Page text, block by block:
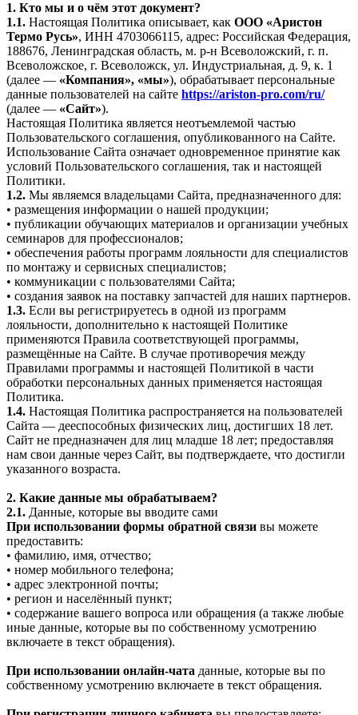
1. Кто мы и о чём этот документ?
1.1. Настоящая Политика описывает, как ООО «Аристон
Термо Русь», ИНН 4703066115, адрес: Российская Федерация,
188676, Ленинградская область, м. р-н Всеволожский, г. п.
Всеволожское, г. Всеволожск, ул. Индустриальная, д. 9, к. 1
(далее — «Компания», «мы»), обрабатывает персональные
данные пользователей на сайте https://ariston-pro.com/ru/
(далее — «Сайт»).
Настоящая Политика является неотъемлемой частью
Пользовательского соглашения, опубликованного на Сайте.
Использование Сайта означает одновременное принятие как
условий Пользовательского соглашения, так и настоящей
Политики.
1.2. Мы являемся владельцами Сайта, предназначенного для:
• размещения информации о нашей продукции;
• публикации обучающих материалов и организации учебных
семинаров для профессионалов;
• обеспечения работы программ лояльности для специалистов
по монтажу и сервисных специалистов;
• коммуникации с пользователями Сайта;
• создания заявок на поставку запчастей для наших партнеров.
1.3. Если вы регистрируетесь в одной из программ
лояльности, дополнительно к настоящей Политике
применяются Правила соответствующей программы,
размещённые на Сайте. В случае противоречия между
Правилами программы и настоящей Политикой в части
обработки персональных данных применяется настоящая
Политика.
1.4. Настоящая Политика распространяется на пользователей
Сайта — дееспособных физических лиц, достигших 18 лет.
Сайт не предназначен для лиц младше 18 лет; предоставляя
нам свои данные через Сайт, вы подтверждаете, что достигли
указанного возраста.
2. Какие данные мы обрабатываем?
2.1. Данные, которые вы вводите сами
При использовании формы обратной связи вы можете
предоставить:
• фамилию, имя, отчество;
• номер мобильного телефона;
• адрес электронной почты;
• регион и населённый пункт;
• содержание вашего вопроса или обращения (а также любые
иные данные, которые вы по собственному усмотрению
включаете в текст обращения).
При использовании онлайн-чата данные, которые вы по
собственному усмотрению включаете в текст обращения.